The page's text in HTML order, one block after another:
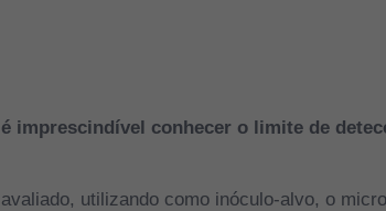
imprescindível conhecer o limite de
utilizando como inóculo-alvo, o